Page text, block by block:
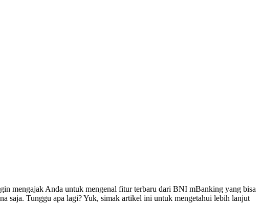
mengajak Anda untuk mengenal fitur terbaru dari BNI mBanking yang bisa
saja. Tunggu apa lagi? Yuk, simak artikel ini untuk mengetahui lebih lanjut